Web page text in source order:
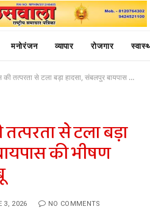
मनोरंजन व्यापार रोजगार
से टला बड़ा हादसा, संबलपुर बायपास की भीषण आग पर पाया काबू
से टला बड़ा
की भीषण
3, 2026 NO COMMENTS